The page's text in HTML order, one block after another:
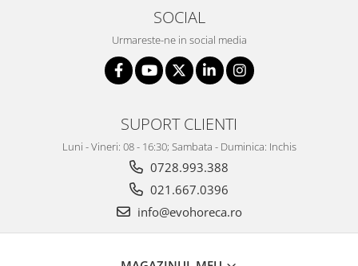
SOCIAL
Urmareste-ne in social media
SUPORT CLIENTI
Luni - Vineri: 08 - 16:30; Sambata - Duminica: Inchis
0728.993.388
021.667.0396
info@evohoreca.ro